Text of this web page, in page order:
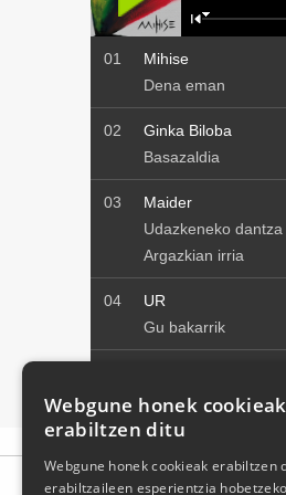
Webgune honek cookieak
erabiltzen ditu
Webgune honek cookieak erabiltzen
erabiltzaileen esperientzia